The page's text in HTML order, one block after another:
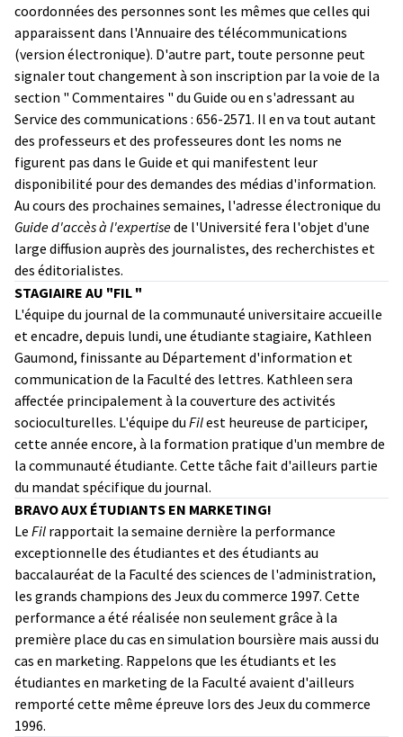
coordonnées des personnes sont les mêmes que celles qui
apparaissent dans l'Annuaire des télécommunications
(version électronique). D'autre part, toute personne peut
signaler tout changement à son inscription par la voie de la
section " Commentaires " du Guide ou en s'adressant au
Service des communications : 656-2571. Il en va tout autant
des professeurs et des professeures dont les noms ne
figurent pas dans le Guide et qui manifestent leur
disponibilité pour des demandes des médias d'information.
Au cours des prochaines semaines, l'adresse électronique du
Guide d'accès à l'expertisede l'Université fera l'objet d'une
large diffusion auprès des journalistes, des recherchistes et
des éditorialistes.
STAGIAIRE AU "FIL "
L'équipe du journal de la communauté universitaire accueille
et encadre, depuis lundi, une étudiante stagiaire, Kathleen
Gaumond, finissante au Département d'information et
communication de la Faculté des lettres. Kathleen sera
affectée principalement à la couverture des activités
socioculturelles. L'équipe du Filest heureuse de participer,
cette année encore, à la formation pratique d'un membre de
la communauté étudiante. Cette tâche fait d'ailleurs partie
du mandat spécifique du journal.
BRAVO AUX ÉTUDIANTS EN MARKETING!
Le Fil rapportait la semaine dernière la performance
exceptionnelle des étudiantes et des étudiants au
baccalauréat de la Faculté des sciences de l'administration,
les grands champions des Jeux du commerce 1997. Cette
performance a été réalisée non seulement grâce à la
première place du cas en simulation boursière mais aussi du
cas en marketing. Rappelons que les étudiants et les
étudiantes en marketing de la Faculté avaient d'ailleurs
remporté cette même épreuve lors des Jeux du commerce
1996.